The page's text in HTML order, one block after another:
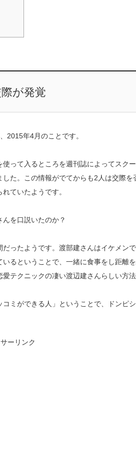
が発覚
2015年4月のことです。
って入るところを週刊誌によってスク
た。この情報がでてからも2人は交際を
ていたようです。
を口説いたのか？
ったようです。渡部建さんはイケメン
るということで、一緒に食事をし距離
テクニックの凄い渡辺建さんらしい方法
ミができる人」ということで、ドンピ
ーリンク